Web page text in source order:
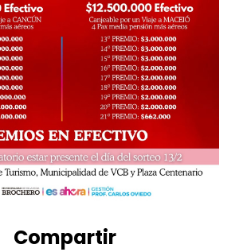
Compartir